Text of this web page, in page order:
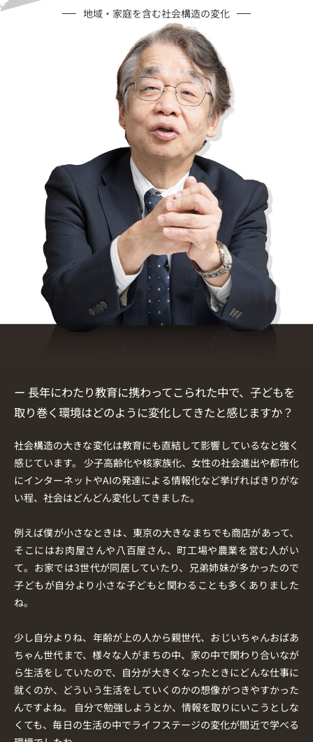
地域・家庭を含む社会構造の変化
ー 長年にわたり教育に携わってこられた中で、子どもを
取り巻く環境はどのように変化してきたと感じますか？
社会構造の大きな変化は教育にも直結して影響しているなと強く
感じています。 少子高齢化や核家族化、女性の社会進出や都市化
にインターネットやAIの発達による情報化など挙げればきりがな
い程、社会はどんどん変化してきました。
例えば僕が小さなときは、東京の大きなまちでも商店があって、
そこにはお肉屋さんや八百屋さん、町工場や農業を営む人がい
て。お家では3世代が同居していたり、兄弟姉妹が多かったので
子どもが自分より小さな子どもと関わることも多くありました
ね。
少し自分よりね、年齢が上の人から親世代、おじいちゃんおばあ
ちゃん世代まで、様々な人がまちの中、家の中で関わり合いなが
ら生活をしていたので、自分が大きくなったときにどんな仕事に
就くのか、どういう生活をしていくのかの想像がつきやすかった
んですよね。 自分で勉強しようとか、情報を取りにいこうとしな
くても、毎日の生活の中でライフステージの変化が間近で学べる